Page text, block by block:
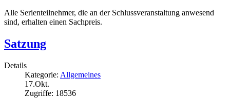
Alle Serienteilnehmer, die an der Schlussveranstaltung anwesend
sind, erhalten einen Sachpreis.
Satzung
Details
Kategorie: Allgemeines
17.Okt.
Zugriffe: 18536